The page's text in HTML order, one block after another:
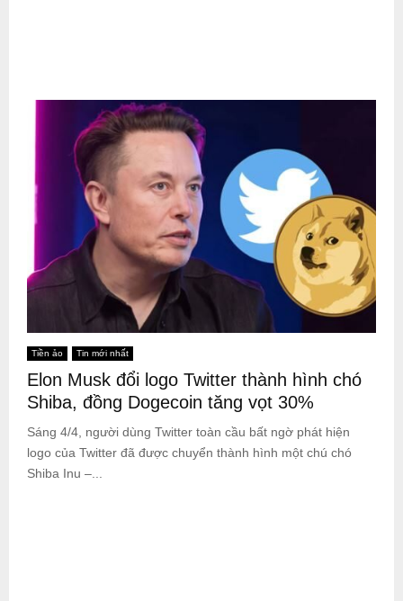
Tiền ảo Tin mới nhất
Elon Musk đổi logo Twitter thành hình chó
Shiba, đồng Dogecoin tăng vọt 30%
Sáng 4/4, người dùng Twitter toàn cầu bất ngờ phát hiện
logo của Twitter đã được chuyển thành hình một chú chó
Shiba Inu –...